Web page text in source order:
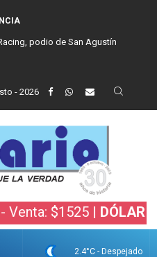
podio de San Agustín
- 2026
$1525 |DÓLAR BOLSA:
2.4°C - Despejado